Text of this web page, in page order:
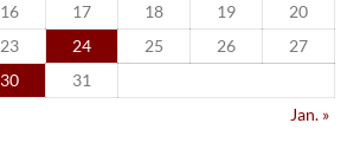
16 17 18 19
20
23 24 25 26
27
30
31
Jan. »